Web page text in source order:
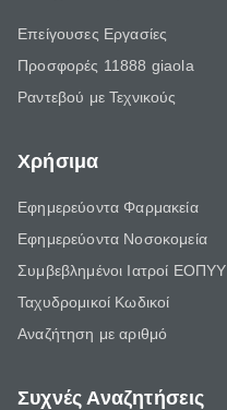
Επείγουσες Εργασίες
Προσφορές 11888 giaola
Ραντεβού με Τεχνικούς
Χρήσιμα
Εφημερεύοντα Φαρμακεία
Εφημερεύοντα Νοσοκομεία
Συμβεβλημένοι Ιατροί ΕΟΠΥΥ
Ταχυδρομικοί Κωδικοί
Αναζήτηση με αριθμό
Συχνές Αναζητήσεις